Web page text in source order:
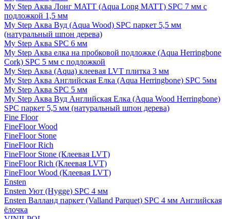
My Step Аква Лонг MATT (Aqua Long MATT) SPC 7 мм с
подложкой 1,5 мм
My Step Аква Вуд (Aqua Wood) SPC паркет 5,5 мм
(натуральный шпон дерева)
My Step Аква SPC 6 мм
My Step Аква елка на пробковой подложке (Aqua Herringbone
Cork) SPC 5 мм с подложкой
My Step Аква (Aqua) клеевая LVT плитка 3 мм
My Step Аква Английская Елка (Aqua Herringbone) SPC 5мм
My Step Аква SPC 5 мм
My Step Аква Вуд Английская Елка (Aqua Wood Herringbone)
SPC паркет 5,5 мм (натуральный шпон дерева)
Fine Floor
FineFloor Wood
FineFloor Stone
FineFloor Rich
FineFloor Stone (Клеевая LVT)
FineFloor Rich (Клеевая LVT)
FineFloor Wood (Клеевая LVT)
Ensten
Ensten Уют (Hygge) SPC 4 мм
Ensten Валланд паркет (Valland Parquet) SPC 4 мм Английская
ёлочка